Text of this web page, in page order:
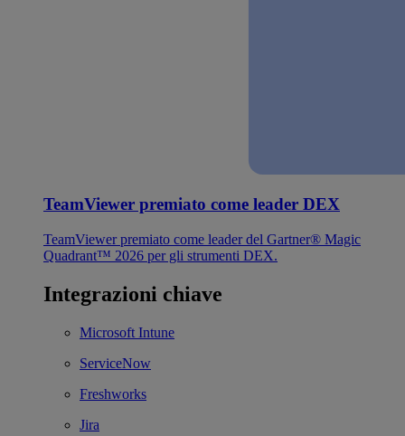
TeamViewer premiato come leader DEX
TeamViewer premiato come leader del Gartner® Magic
Quadrant™ 2026 per gli strumenti DEX.
Integrazioni chiave
Microsoft Intune
ServiceNow
Freshworks
Jira